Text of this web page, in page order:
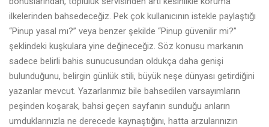
ilkelerinden bahsedeceğiz. Pek çok kullanıcının istekle paylaştığı
“Pinup yasal mı?” veya benzer şekilde “Pinup güvenilir mi?”
şeklindeki kuşkulara yine değineceğiz. Söz konusu markanın
sadece belirli bahis sunucusundan oldukça daha genişi
bulunduğunu, belirgin günlük stili, büyük neşe dünyası getirdiğini
yazanlar mevcut. Yazarlarımız bile bahsedilen varsayımların
peşinden koşarak, bahsi geçen sayfanın sunduğu anların
umduklarınızla ne derecede kaynaştığını, hatta arzularınızın